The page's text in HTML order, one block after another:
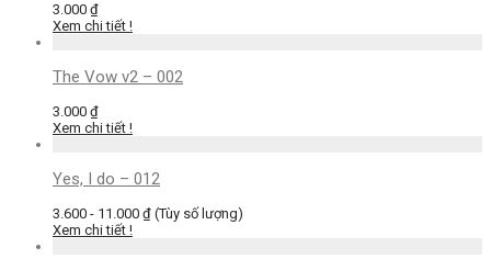
3.000 ₫
Xem chi tiết !
The Vow v2 – 002
3.000 ₫
Xem chi tiết !
Yes, I do – 012
3.600 - 11.000 ₫ (Tùy số lượng)
Xem chi tiết !